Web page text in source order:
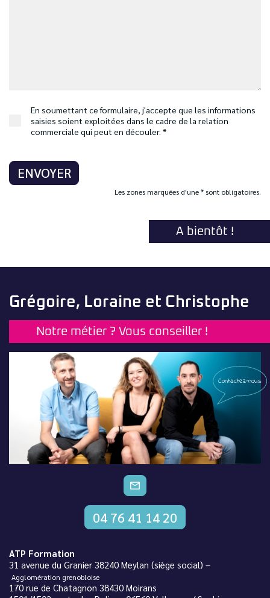
En soumettant ce formulaire, j'accepte que les informations
saisies soient exploitées dans le cadre de la relation
commerciale qui peut en découler. *
ENVOYER
Les zones marquées d'une * sont obligatoires.
A bientôt !
Grégoire, Loraine et Christophe
Notre métier ? Vous conseiller !
Contactez-nous
CONTACTEZ-NOUS
04 76 41 14 20
ATP Formation
31 avenue du Granier 38240 Meylan (siège social) –
Agglomération grenobloise
170 rue de Chatagnon 38430 Moirans